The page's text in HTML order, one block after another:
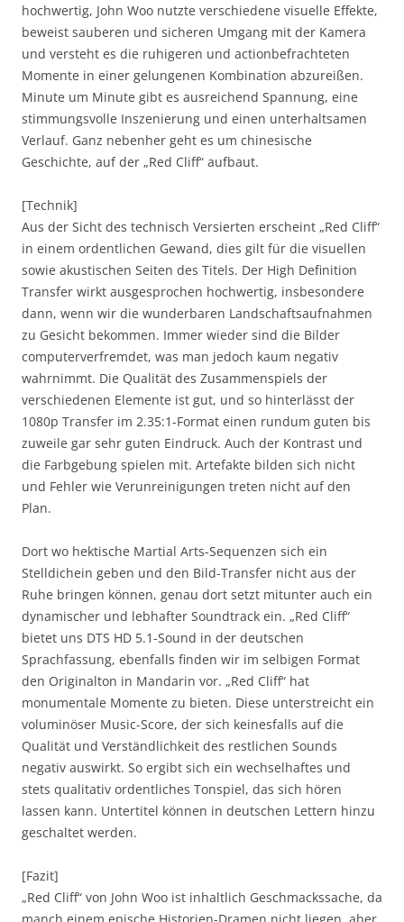
hochwertig, John Woo nutzte verschiedene visuelle Effekte,
beweist sauberen und sicheren Umgang mit der Kamera
und versteht es die ruhigeren und actionbefrachteten
Momente in einer gelungenen Kombination abzureißen.
Minute um Minute gibt es ausreichend Spannung, eine
stimmungsvolle Inszenierung und einen unterhaltsamen
Verlauf. Ganz nebenher geht es um chinesische
Geschichte, auf der „Red Cliff“ aufbaut.
[Technik]
Aus der Sicht des technisch Versierten erscheint „Red Cliff“
in einem ordentlichen Gewand, dies gilt für die visuellen
sowie akustischen Seiten des Titels. Der High Definition
Transfer wirkt ausgesprochen hochwertig, insbesondere
dann, wenn wir die wunderbaren Landschaftsaufnahmen
zu Gesicht bekommen. Immer wieder sind die Bilder
computerverfremdet, was man jedoch kaum negativ
wahrnimmt. Die Qualität des Zusammenspiels der
verschiedenen Elemente ist gut, und so hinterlässt der
1080p Transfer im 2.35:1-Format einen rundum guten bis
zuweile gar sehr guten Eindruck. Auch der Kontrast und
die Farbgebung spielen mit. Artefakte bilden sich nicht
und Fehler wie Verunreinigungen treten nicht auf den
Plan.
Dort wo hektische Martial Arts-Sequenzen sich ein
Stelldichein geben und den Bild-Transfer nicht aus der
Ruhe bringen können, genau dort setzt mitunter auch ein
dynamischer und lebhafter Soundtrack ein. „Red Cliff“
bietet uns DTS HD 5.1-Sound in der deutschen
Sprachfassung, ebenfalls finden wir im selbigen Format
den Originalton in Mandarin vor. „Red Cliff“ hat
monumentale Momente zu bieten. Diese unterstreicht ein
voluminöser Music-Score, der sich keinesfalls auf die
Qualität und Verständlichkeit des restlichen Sounds
negativ auswirkt. So ergibt sich ein wechselhaftes und
stets qualitativ ordentliches Tonspiel, das sich hören
lassen kann. Untertitel können in deutschen Lettern hinzu
geschaltet werden.
[Fazit]
„Red Cliff“ von John Woo ist inhaltlich Geschmackssache, da